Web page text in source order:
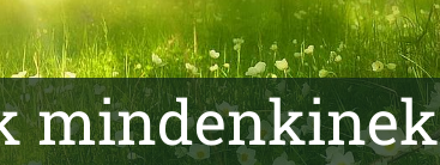
mindenkinek